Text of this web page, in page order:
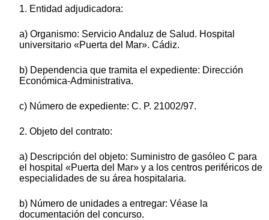
1. Entidad adjudicadora:
a) Organismo: Servicio Andaluz de Salud. Hospital
universitario «Puerta del Mar». Cádiz.
b) Dependencia que tramita el expediente: Dirección
Económica-Administrativa.
c) Número de expediente: C. P. 21002/97.
2. Objeto del contrato:
a) Descripción del objeto: Suministro de gasóleo C para
el hospital «Puerta del Mar» y a los centros periféricos de
especialidades de su área hospitalaria.
b) Número de unidades a entregar: Véase la
documentación del concurso.